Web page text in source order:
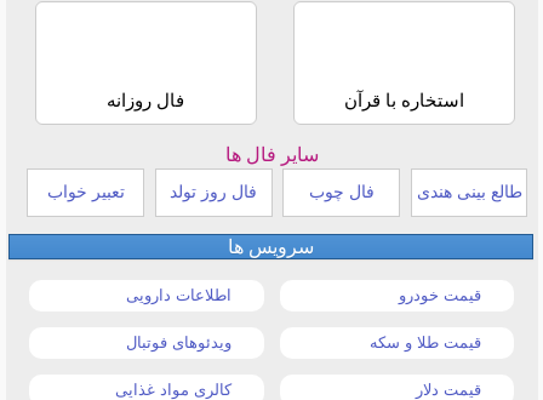
استخاره با قرآن فال روزانه
سایر فال ها
طالع بینی هندی فال چوب فال روز تولد تعبیر خواب
سرویس ها
قیمت خودرو اطلاعات دارویی
قیمت طلا و سکه ویدئوهای فوتبال
قیمت دلار کالری مواد غذایی